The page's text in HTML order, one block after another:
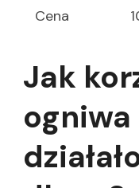
Cena
Jak
ogniwa